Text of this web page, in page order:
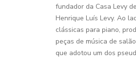
fundador da Casa Levy
Henrique Luís Levy. Ao
clássicas para piano,
peças de música de
que adotou um dos